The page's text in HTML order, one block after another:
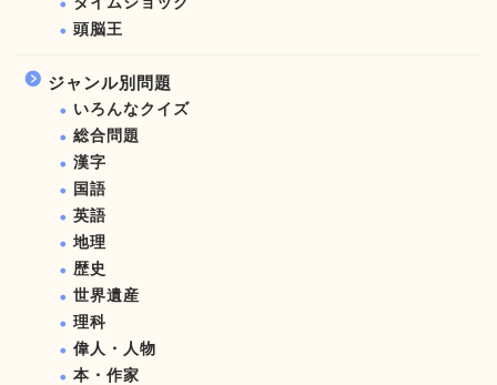
頭脳王
ジャンル別問題
いろんなクイズ
総合問題
漢字
国語
英語
地理
歴史
世界遺産
理科
偉人・人物
本・作家